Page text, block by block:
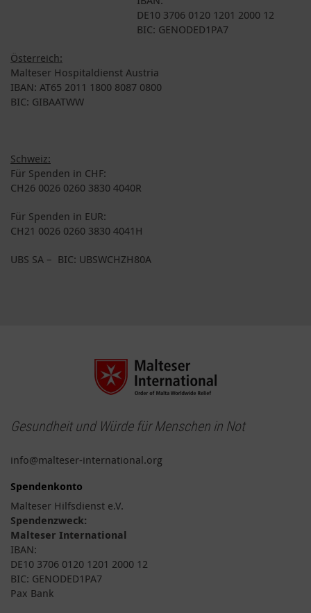
DE10 3706 0120 1201 2000 12
BIC: GENODED1PA7
Österreich:
Malteser Hospitaldienst Austria
IBAN: AT65 2011 1800 8087 0800
BIC: GIBAATWW
Schweiz:
Für Spenden in CHF:
CH26 0026 0260 3830 4040R
Für Spenden in EUR:
CH21 0026 0260 3830 4041H
UBS SA – BIC: UBSWCHZH80A
Gesundheit und Würde für Menschen in Not
info@malteser-international.org
Spendenkonto
Malteser Hilfsdienst e.V.
Spendenzweck:
Malteser International
IBAN:
DE10 3706 0120 1201 2000 12
BIC: GENODED1PA7
Pax Bank